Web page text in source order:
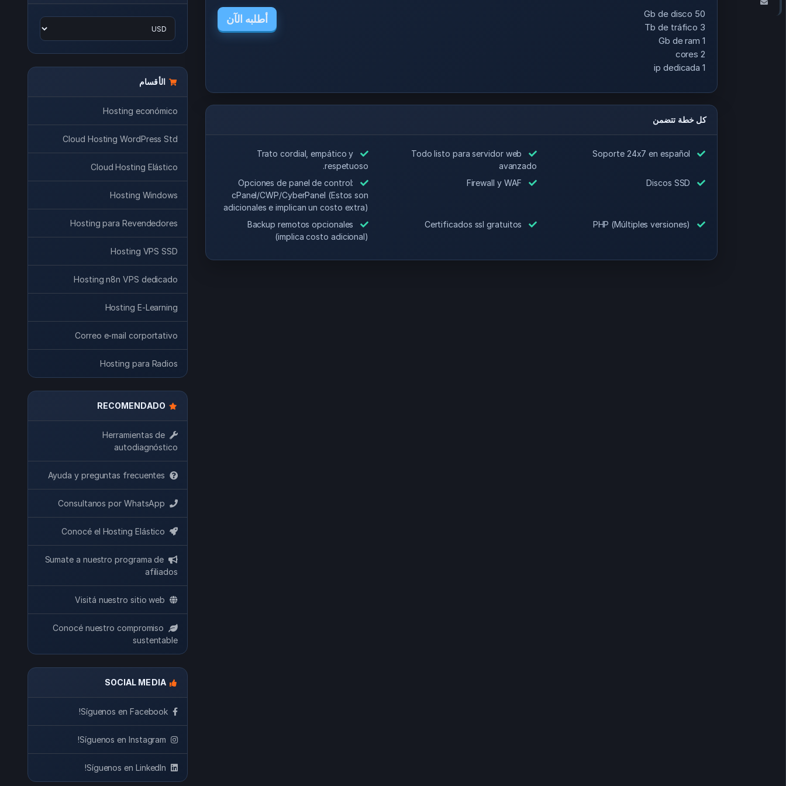
50 Gb de disco
3 Tb de tráfico
1 Gb de ram
2 cores
1 ip dedicada
أطلبه الآن
كل خطة تتضمن
Soporte 24x7 en español
Todo listo para servidor web
avanzado
Trato cordial, empático y
respetuoso.
Discos SSD
Firewall y WAF
Opciones de panel de control:
cPanel/CWP/CyberPanel (Estos son
adicionales e implican un costo extra)
PHP (Múltiples versiones)
Certificados ssl gratuitos
Backup remotos opcionales
(implica costo adicional)
الأقسام
Hosting económico
Cloud Hosting WordPress Std
Cloud Hosting Elástico
Hosting Windows
Hosting para Revendedores
Hosting VPS SSD
Hosting n8n VPS dedicado
Hosting E-Learning
Correo e-mail corportativo
Hosting para Radios
Herramientas de
autodiagnóstico
Ayuda y preguntas frecuentes
Consultanos por WhatsApp
Conocé el Hosting Elástico
Sumate a nuestro programa de
afiliados
Visitá nuestro sitio web
Conocé nuestro compromiso
sustentable
SOCIAL MEDIA
Síguenos en Facebook!
Síguenos en Instagram!
Síguenos en LinkedIn!